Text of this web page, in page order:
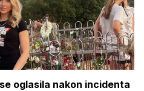
oglasila nakon incidenta